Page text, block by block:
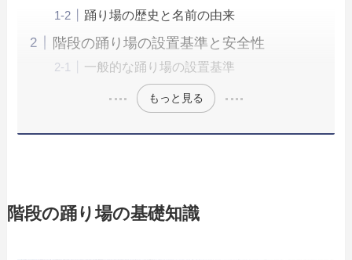
踊り場の歴史と名前の由来
階段の踊り場の設置基準と安全性
一般的な踊り場の設置基準
もっと見る
階段の踊り場の基礎知識